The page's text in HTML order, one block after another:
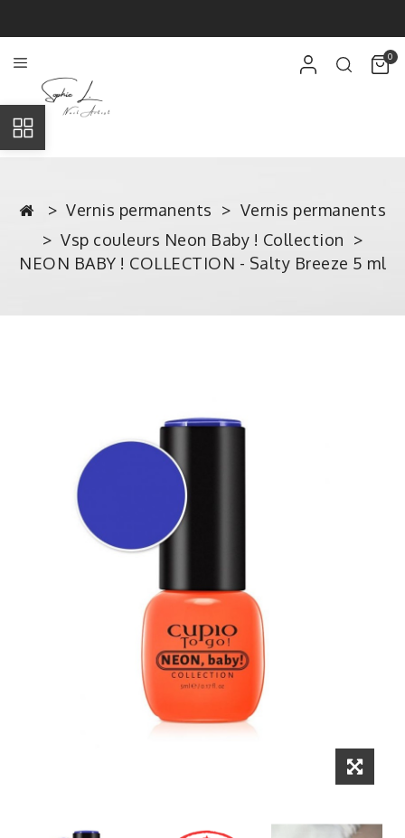
0
Vernis permanents
Vernis permanents
Vsp couleurs Neon Baby ! Collection
NEON BABY ! COLLECTION - Salty Breeze 5 ml